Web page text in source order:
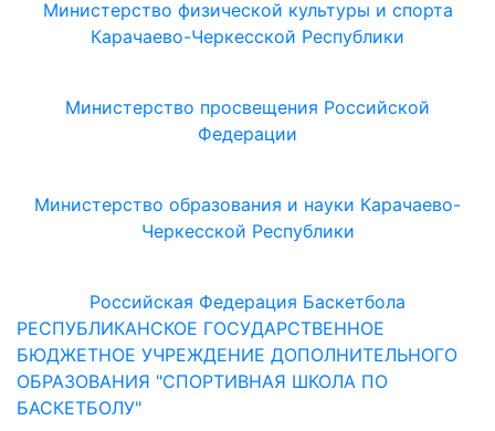
Министерство физической культуры и спорта
Карачаево-Черкесской Республики
Министерство просвещения Российской
Федерации
Министерство образования и науки Карачаево-
Черкесской Республики
Российская Федерация Баскетбола
РЕСПУБЛИКАНСКОЕ ГОСУДАРСТВЕННОЕ
БЮДЖЕТНОЕ УЧРЕЖДЕНИЕ ДОПОЛНИТЕЛЬНОГО
ОБРАЗОВАНИЯ "СПОРТИВНАЯ ШКОЛА ПО
БАСКЕТБОЛУ"